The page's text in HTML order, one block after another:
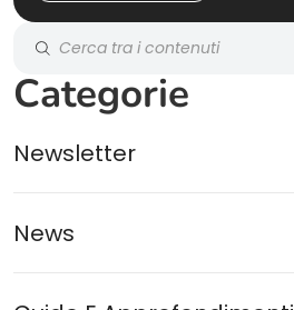
Categorie
Newsletter
News